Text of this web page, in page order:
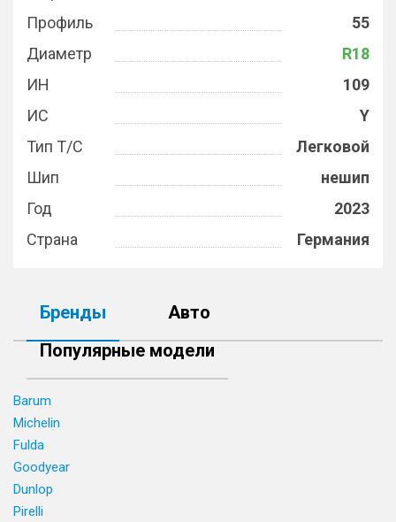
Профиль
55
Диаметр
R18
ИН
109
ИС
Y
Тип Т/С
Легковой
Шип
нешип
Год
2023
Страна
Германия
Бренды
Авто
Популярные модели
Barum
Michelin
Fulda
Goodyear
Dunlop
Pirelli